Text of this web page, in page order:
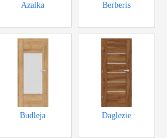
Azalka Berberis
Budleja Daglezie